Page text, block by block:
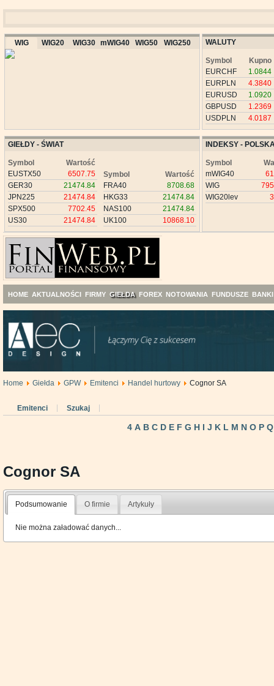
WIG WIG20 WIG30 mWIG40 WIG50 WIG250 WALUTY
Symbol
Kupno
EURCHF
1.0844
EURPLN
4.3840
EURUSD
1.0920
GBPUSD
1.2369
USDPLN
4.0187
GIEŁDY - ŚWIAT
Symbol
Wartość
EUSTX50
6507.75
GER30
21474.84
JPN225
21474.84
SPX500
7702.45
US30
21474.84
Symbol
Wartość
FRA40
8708.68
HKG33
21474.84
NAS100
21474.84
UK100
10868.10
INDEKSY -
Symbol
mWIG40
WIG
WIG20lev
HOME AKTUALNOŚCI FIRMY GIEŁDA FOREX NOTOWANIA FUNDUSZE BANKI
Home Giełda GPW Emitenci Handel hurtowy Cognor SA
Emitenci Szukaj
4 A B C D E F G H I J K L M N O P Q
Cognor SA
Podsumowanie O firmie Artykuły
Nie można załadować danych...